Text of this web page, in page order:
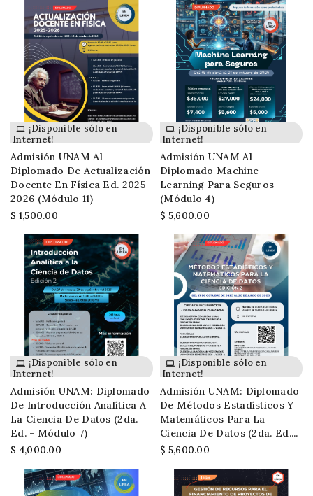
¡Disponible sólo en
Internet!
Admisión UNAM Al
Diplomado De Actualización
Docente En Física Ed. 2025-
2026 (módulo 11)
$ 1,500.00
¡Disponible sólo en
Internet!
Admisión UNAM Al
Diplomado Machine
Learning Para Seguros
(módulo 4)
$ 5,600.00
¡Disponible sólo en
Internet!
Admisión UNAM: Diplomado
De Introducción Analítica A
La Ciencia De Datos (2da.
Ed. - Módulo 7)
$ 4,000.00
¡Disponible sólo en
Internet!
Admisión UNAM: Diplomado
De Métodos Estadísticos Y
Matemáticos Para La
Ciencia De Datos (2da. Ed....
$ 5,600.00